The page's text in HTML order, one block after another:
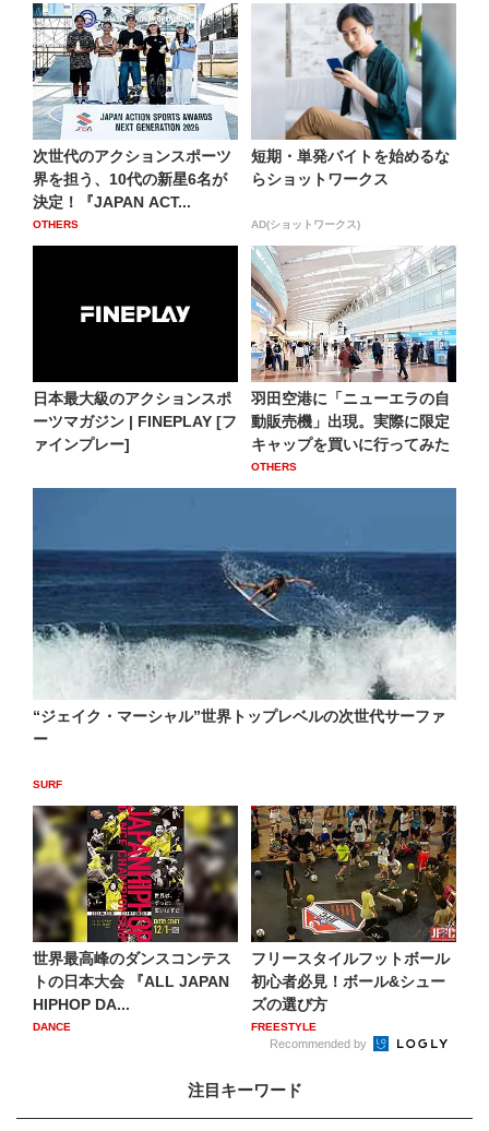
次世代のアクションスポーツ
界を担う、10代の新星6名が
決定！『JAPAN ACT...
OTHERS
短期・単発バイトを始めるな
らショットワークス
AD(ショットワークス)
日本最大級のアクションスポ
ーツマガジン | FINEPLAY [フ
ァインプレー]
羽田空港に「ニューエラの自
動販売機」出現。実際に限定
キャップを買いに行ってみた
OTHERS
“ジェイク・マーシャル”世界トップレベルの次世代サーファ
ー
SURF
世界最高峰のダンスコンテス
トの日本大会 『ALL JAPAN
HIPHOP DA...
DANCE
フリースタイルフットボール
初心者必見！ボール&シュー
ズの選び方
FREESTYLE
Recommended by
注目キーワード